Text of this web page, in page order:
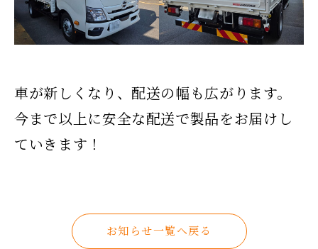
車が新しくなり、配送の幅も広がります。
今まで以上に安全な配送で製品をお届けし
ていきます！
お知らせ一覧へ戻る